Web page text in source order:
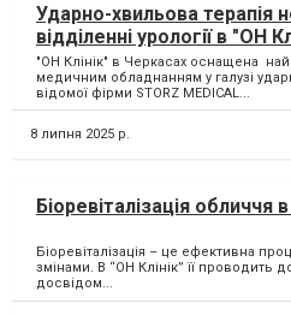
Ударно-хвильова терапія
відділенні урології в "ОН
"ОН Клінік" в Черкасах оснащена
медичним обладнанням у галузі
відомої фірми STORZ MEDICAL...
8 липня 2025 р.
Біоревіталізація обличчя
Біоревіталізація – це ефективна
змінами. В “ОН Клінік” її проводить
досвідом...